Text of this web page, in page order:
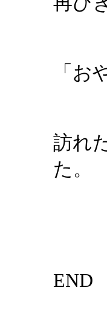
「お
訪れ
た。
END